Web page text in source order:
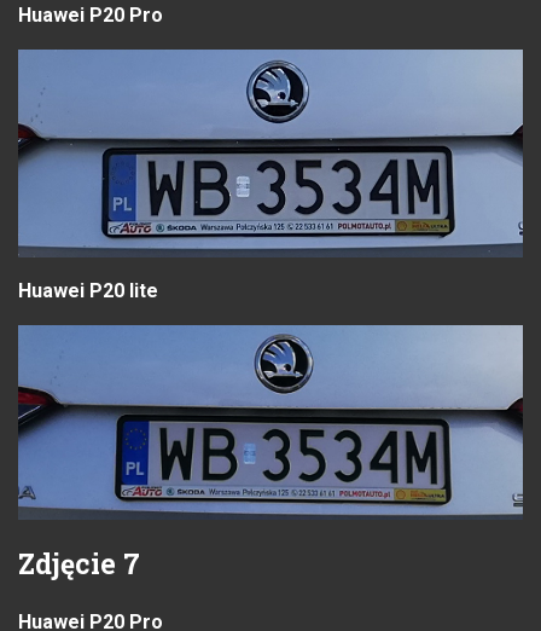
Huawei P20 Pro
Huawei P20 lite
Zdjęcie 7
Huawei P20 Pro